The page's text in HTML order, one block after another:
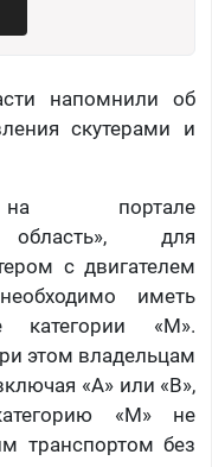
напомнили об
скутерами и
портале
область», для
с двигателем
иметь
категории «М».
этом владельцам
«А» или «В»,
«М» не
транспортом без